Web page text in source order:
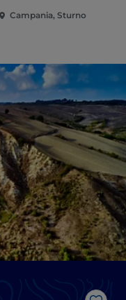
Campania, Sturno